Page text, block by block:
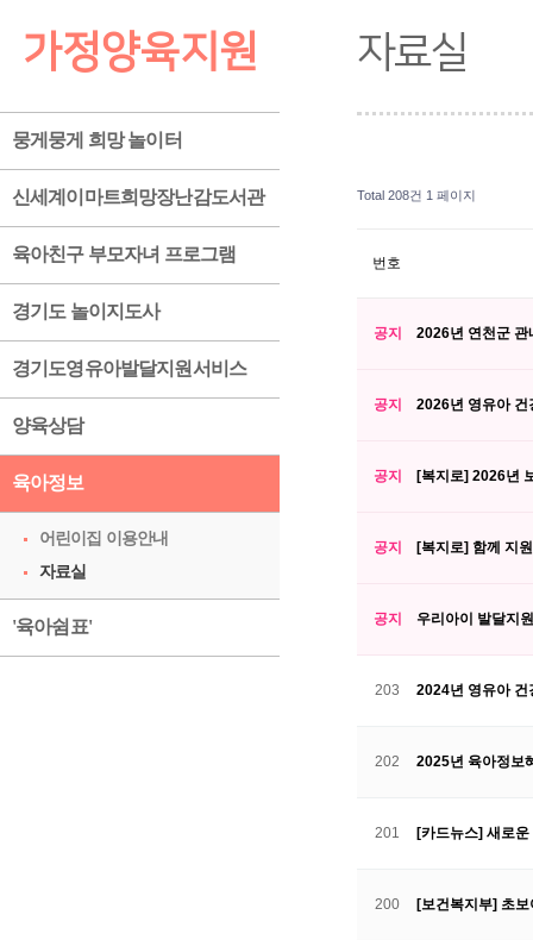
가정양육지원
뭉게뭉게 희망 놀이터
신세계이마트희망장난감도서관
육아친구 부모자녀 프로그램
경기도 놀이지도사
경기도영유아발달지원서비스
양육상담
육아정보
어린이집 이용안내
자료실
'육아쉼표'
자료실
Total 208건 1 페이지
번호
공지 2026년 연천군
공지 2026년 영유아
공지 [복지로] 2026년
공지 [복지로] 함께 지
공지 우리아이 발달지
203 2024년 영유아
202 2025년 육아정보
201 [카드뉴스] 새로
200 [보건복지부] 초